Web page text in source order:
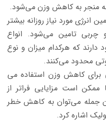
منجر به کاهش وزن می‌شود.
انرژی مورد نیاز روزانه بیشتر
چربی تامین می‌شود. انواع
دارند که هرکدام میزان و نوع
محدود می‌کنند.
برای کاهش وزن استفاده می
ممکن است مزایایی فراتر از
جمله می‌توان به کاهش خطر